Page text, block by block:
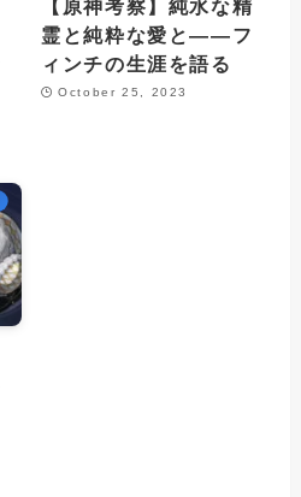
【原神考察】純水な精
霊と純粋な愛と――フ
ィンチの生涯を語る
October 25, 2023